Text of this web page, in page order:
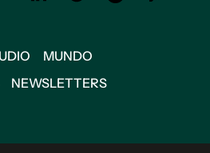
MUNDO
NEWSLETTERS